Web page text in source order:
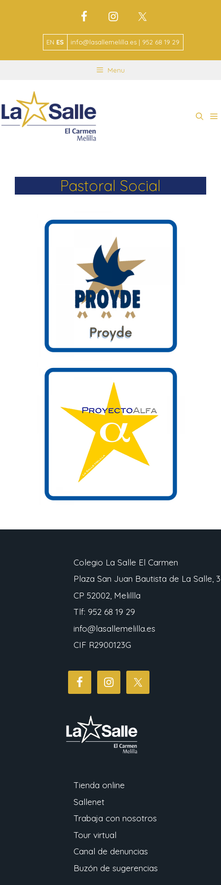
EN ES info@lasallemelilla.es | 952 68 19 29
Menu
Pastoral Social
Colegio La Salle El Carmen
Plaza San Juan Bautista de La Salle, 3
CP 52002, Melillla
Tlf: 952 68 19 29
info@lasallemelilla.es
CIF R2900123G
Tienda online
Sallenet
Trabaja con nosotros
Tour virtual
Canal de denuncias
Buzón de sugerencias